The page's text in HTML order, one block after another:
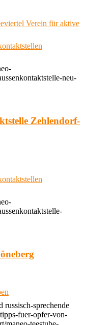
Verein für aktive
neu-
Zehlendorf-
russisch-sprechende
fuer-opfer-von-